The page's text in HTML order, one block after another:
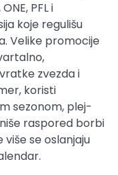
PFL i
koje regulišu
Velike promocije
zvezda i
koristi
sezonom, plej-
raspored borbi
se oslanjaju